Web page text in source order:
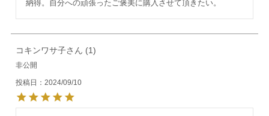
納得。自分への頑張ったご褒美に購入させて頂きたい。
コキンワサ子 1
非公開
投稿日 2024/09/10